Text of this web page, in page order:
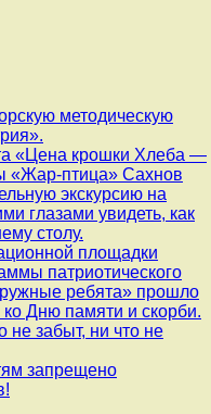
методическую
«Цена крошки Хлеба —
«Жар-птица» Сахнов
экскурсию на
глазами увидеть, как
столу.
площадки
патриотического
ребята» прошло
Дню памяти и скорби.
не забыт, ни что не
запрещено